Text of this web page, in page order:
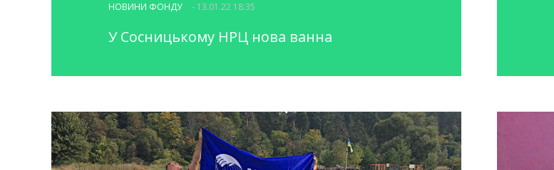
НОВИНИ ФОНДУ - 13.01.22 18:35
У Сосницькому НРЦ нова ванна